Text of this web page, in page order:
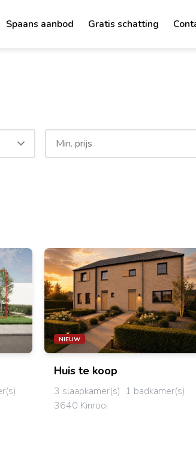
Spaans aanbod Gratis schatting
NIEUW
Huis te koop
3 slaapkamer(s) 1 badkamer(s)
3640 Kinrooi